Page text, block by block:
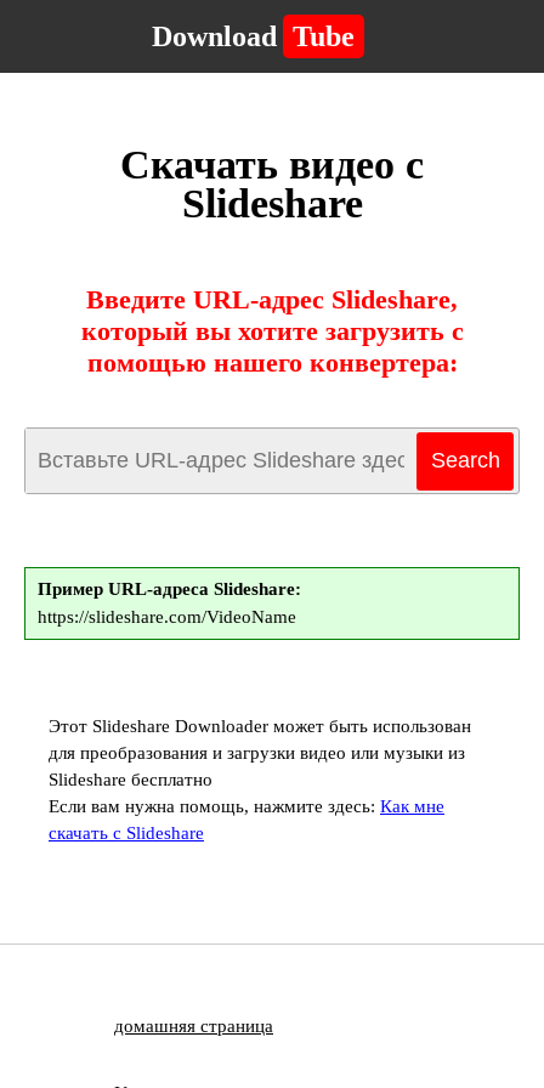
Download Tube
Скачать видео с
Slideshare
Введите URL-адрес Slideshare,
который вы хотите загрузить с
помощью нашего конвертера:
Пример URL-адреса Slideshare:
https://slideshare.com/VideoName
Этот Slideshare Downloader может быть использован
для преобразования и загрузки видео или музыки из
Slideshare бесплатно
Если вам нужна помощь, нажмите здесь: Как мне
скачать с Slideshare
домашняя страница